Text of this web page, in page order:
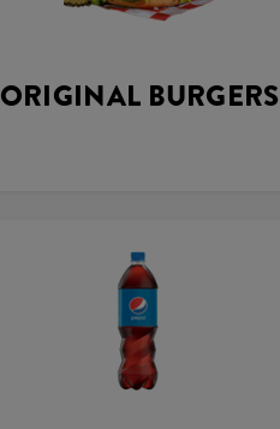
ORIGINAL BURGERS